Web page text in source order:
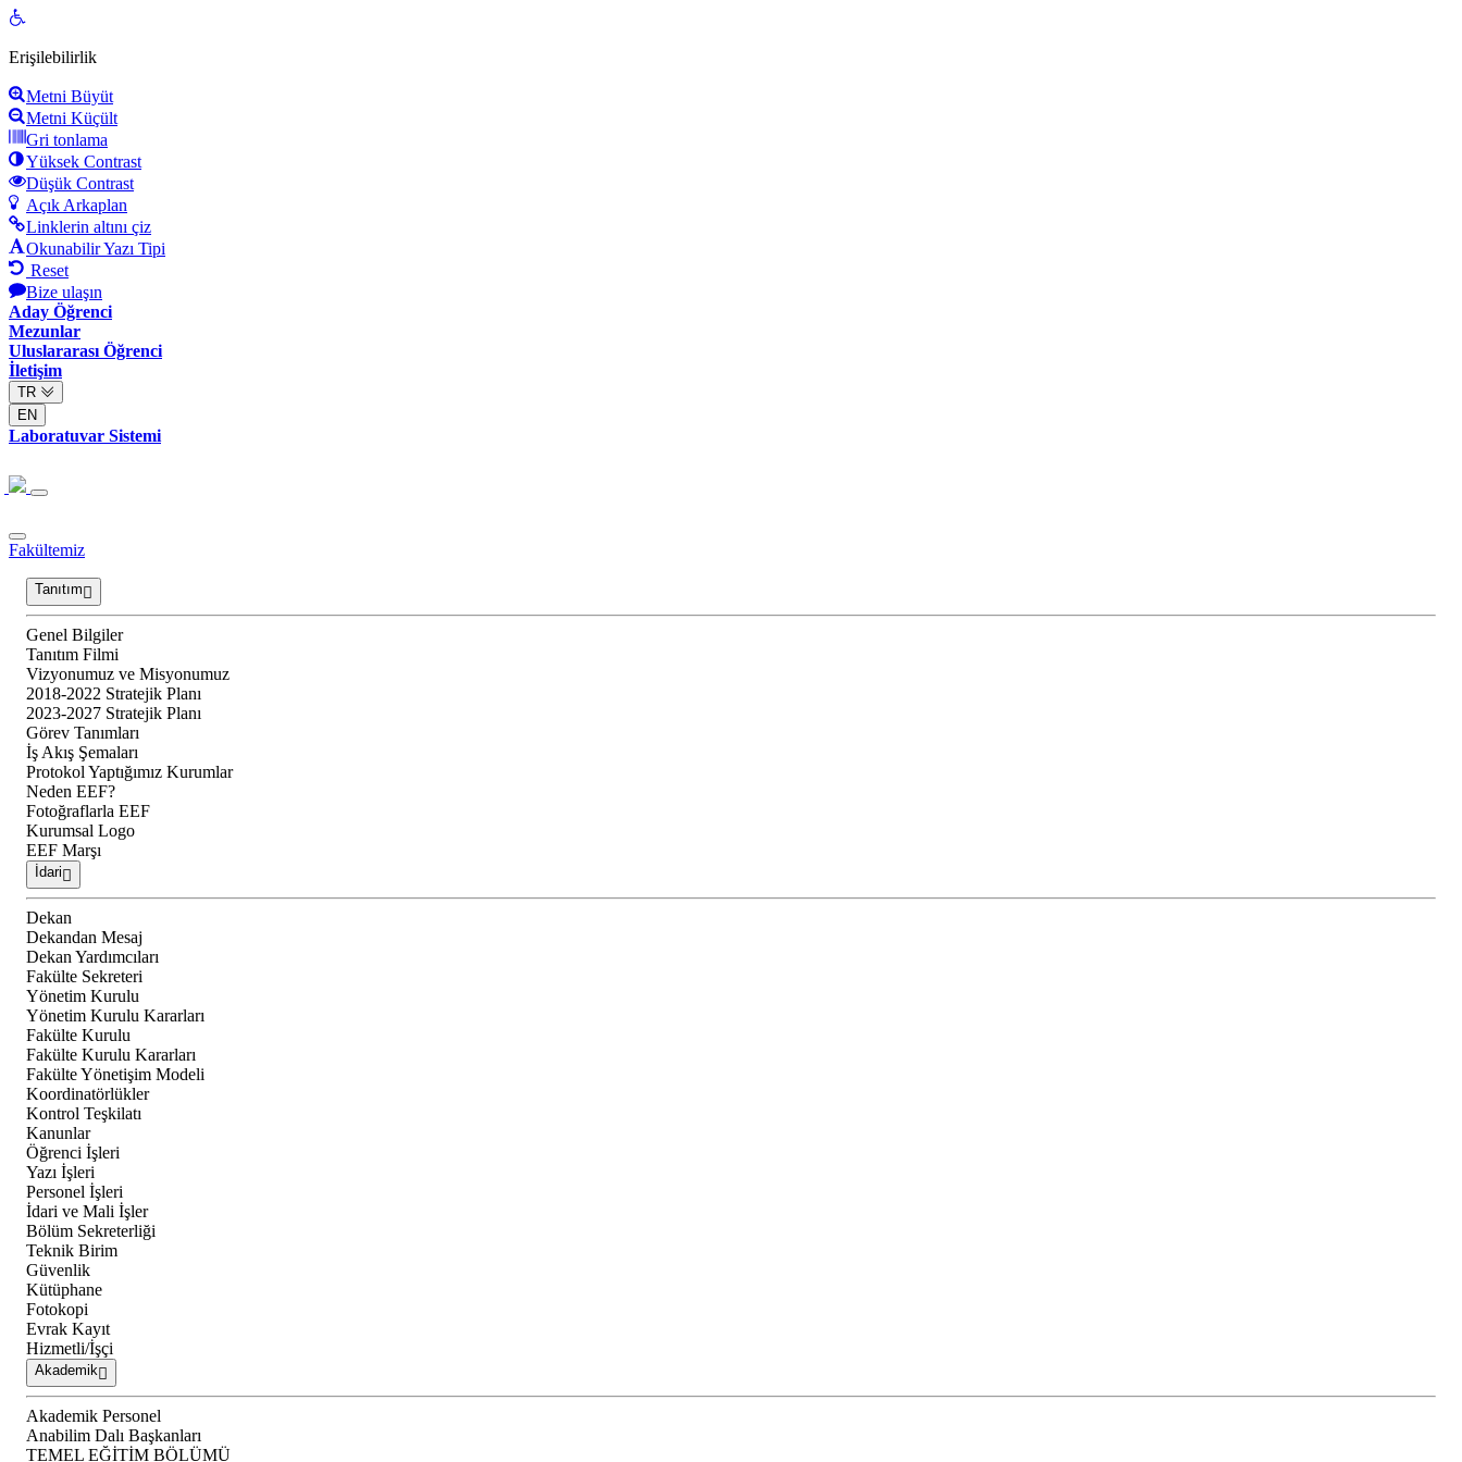
Open
Erişilebilirlik
Metni Büyüt
Metni Küçült
Gri tonlama
Yüksek Contrast
Düşük Contrast
Açık Arkaplan
Linklerin altını çiz
Okunabilir Yazı Tipi
Reset
Bize ulaşın
Aday Öğrenci
Mezunlar
Uluslararası Öğrenci
İletişim
TR
EN
Laboratuvar Sistemi
Fakültemiz
Tanıtım
Genel Bilgiler
Tanıtım Filmi
Vizyonumuz ve Misyonumuz
2018-2022 Stratejik Planı
2023-2027 Stratejik Planı
Görev Tanımları
İş Akış Şemaları
Protokol Yaptığımız Kurumlar
Neden EEF?
Fotoğraflarla EEF
Kurumsal Logo
EEF Marşı
İdari
Dekan
Dekandan Mesaj
Dekan Yardımcıları
Fakülte Sekreteri
Yönetim Kurulu
Yönetim Kurulu Kararları
Fakülte Kurulu
Fakülte Kurulu Kararları
Fakülte Yönetişim Modeli
Koordinatörlükler
Kontrol Teşkilatı
Kanunlar
Öğrenci İşleri
Yazı İşleri
Personel İşleri
İdari ve Mali İşler
Bölüm Sekreterliği
Teknik Birim
Güvenlik
Kütüphane
Fotokopi
Evrak Kayıt
Hizmetli/İşçi
Akademik
Akademik Personel
Anabilim Dalı Başkanları
TEMEL EĞİTİM BÖLÜMÜ